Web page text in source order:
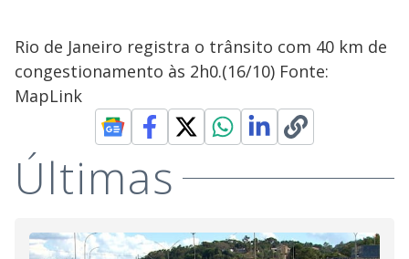
Rio de Janeiro registra o trânsito com 40 km de
congestionamento às 2h0.(16/10) Fonte:
MapLink
Últimas